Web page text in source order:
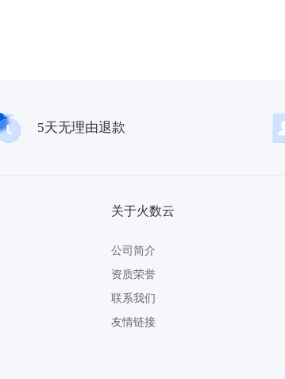
5天无理由退款
关于火数云
公司简介
资质荣誉
联系我们
友情链接